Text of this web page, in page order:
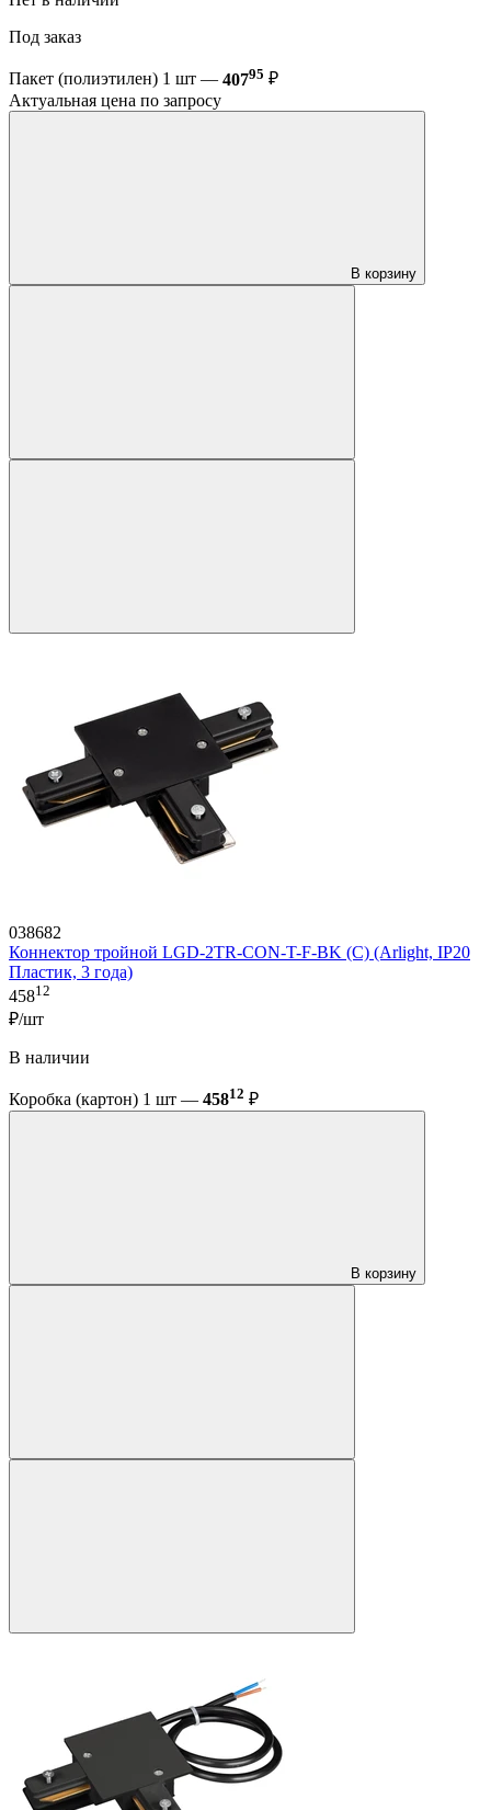
Под заказ
Пакет (полиэтилен) 1 шт — 40795 ₽
Актуальная цена по запросу
В корзину
038682
Коннектор тройной LGD-2TR-CON-T-F-BK (C) (Arlight, IP20
Пластик, 3 года)
45812
₽/шт
В наличии
Коробка (картон) 1 шт — 45812 ₽
В корзину